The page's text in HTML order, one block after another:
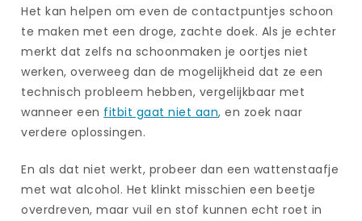
Het kan helpen om even de contactpuntjes schoon
te maken met een droge, zachte doek. Als je echter
merkt dat zelfs na schoonmaken je oortjes niet
werken, overweeg dan de mogelijkheid dat ze een
technisch probleem hebben, vergelijkbaar met
wanneer een fitbit gaat niet aan, en zoek naar
verdere oplossingen.
En als dat niet werkt, probeer dan een wattenstaafje
met wat alcohol. Het klinkt misschien een beetje
overdreven, maar vuil en stof kunnen echt roet in